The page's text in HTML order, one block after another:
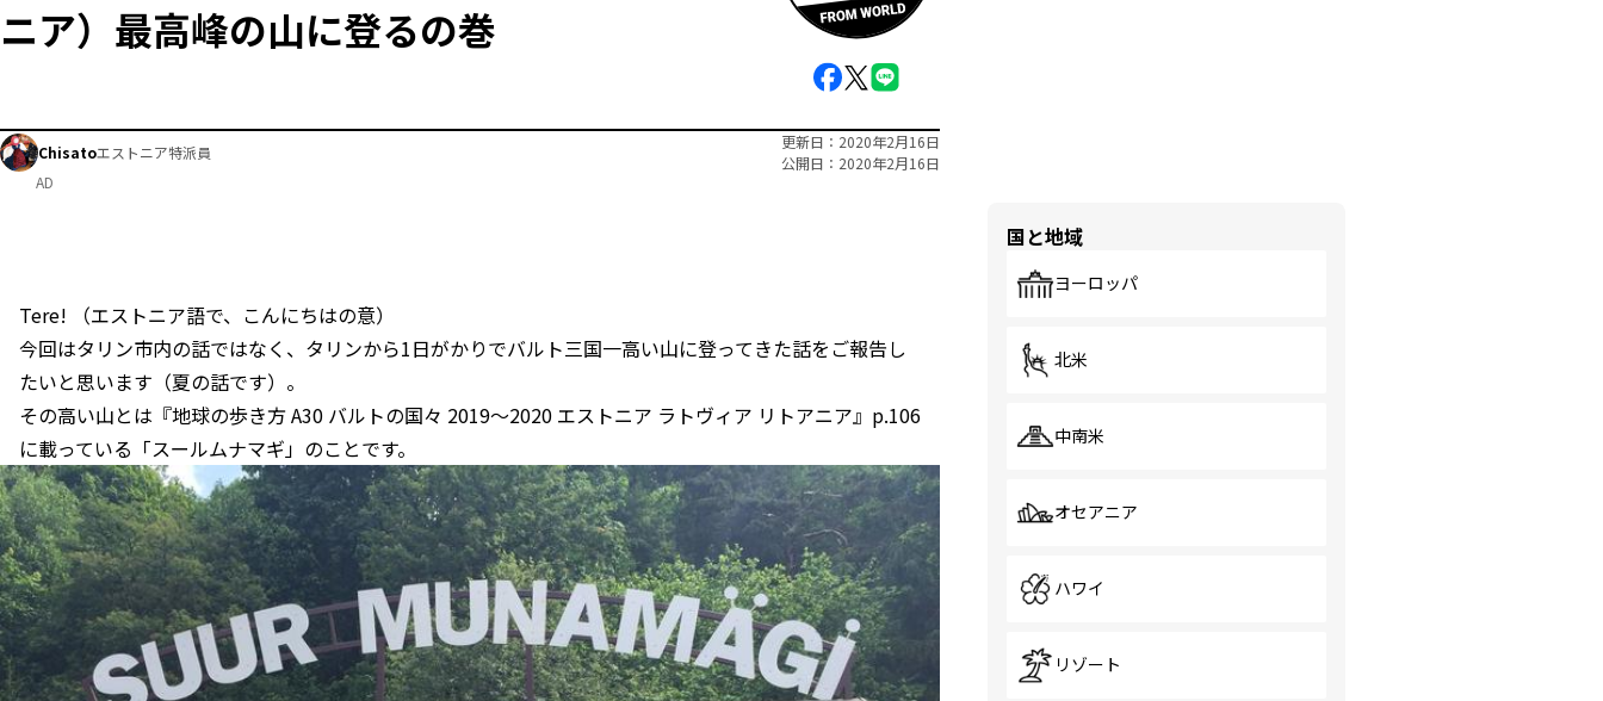
ニア）最高峰の山に登るの巻
Chisatoエストニア特派員
更新日
2020年2月16日
公開日
2020年2月16日
AD
Tere! （エストニア語で、こんにちはの意）
今回はタリン市内の話ではなく、タリンから1日がかりでバルト三国一高い山に登ってきた話をご報告し
たいと思います（夏の話です）。
その高い山とは『地球の歩き方 A30 バルトの国々 2019～2020 エストニア ラトヴィア リトアニア』p.106
に載っている「スールムナマギ」のことです。
国と地域
ヨーロッパ
北米
中南米
オセアニア
ハワイ
リゾート